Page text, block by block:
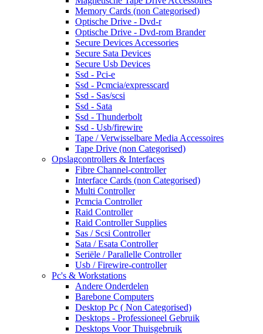
Memory Cards (non Categorised)
Optische Drive - Dvd-r
Optische Drive - Dvd-rom Brander
Secure Devices Accessories
Secure Sata Devices
Secure Usb Devices
Ssd - Pci-e
Ssd - Pcmcia/expresscard
Ssd - Sas/scsi
Ssd - Sata
Ssd - Thunderbolt
Ssd - Usb/firewire
Tape / Verwisselbare Media Accessoires
Tape Drive (non Categorised)
Opslagcontrollers & Interfaces
Fibre Channel-controller
Interface Cards (non Categorised)
Multi Controller
Pcmcia Controller
Raid Controller
Raid Controller Supplies
Sas / Scsi Controller
Sata / Esata Controller
Seriële / Parallelle Controller
Usb / Firewire-controller
Pc's & Workstations
Andere Onderdelen
Barebone Computers
Desktop Pc ( Non Categorised)
Desktops - Professioneel Gebruik
Desktops Voor Thuisgebruik